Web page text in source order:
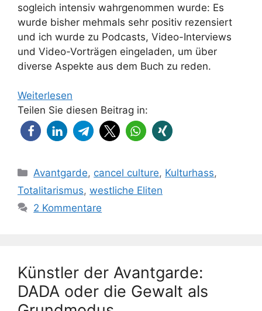
sogleich intensiv wahrgenommen wurde: Es
wurde bisher mehmals sehr positiv rezensiert
und ich wurde zu Podcasts, Video-Interviews
und Video-Vorträgen eingeladen, um über
diverse Aspekte aus dem Buch zu reden.
Weiterlesen
Teilen Sie diesen Beitrag in:
Kategorien
Avantgarde, cancel culture, Kulturhass,
Totalitarismus, westliche Eliten
2 Kommentare
Künstler der Avantgarde:
DADA oder die Gewalt als